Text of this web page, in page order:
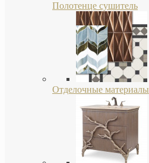
Полотенце сушитель
Отделочные материалы